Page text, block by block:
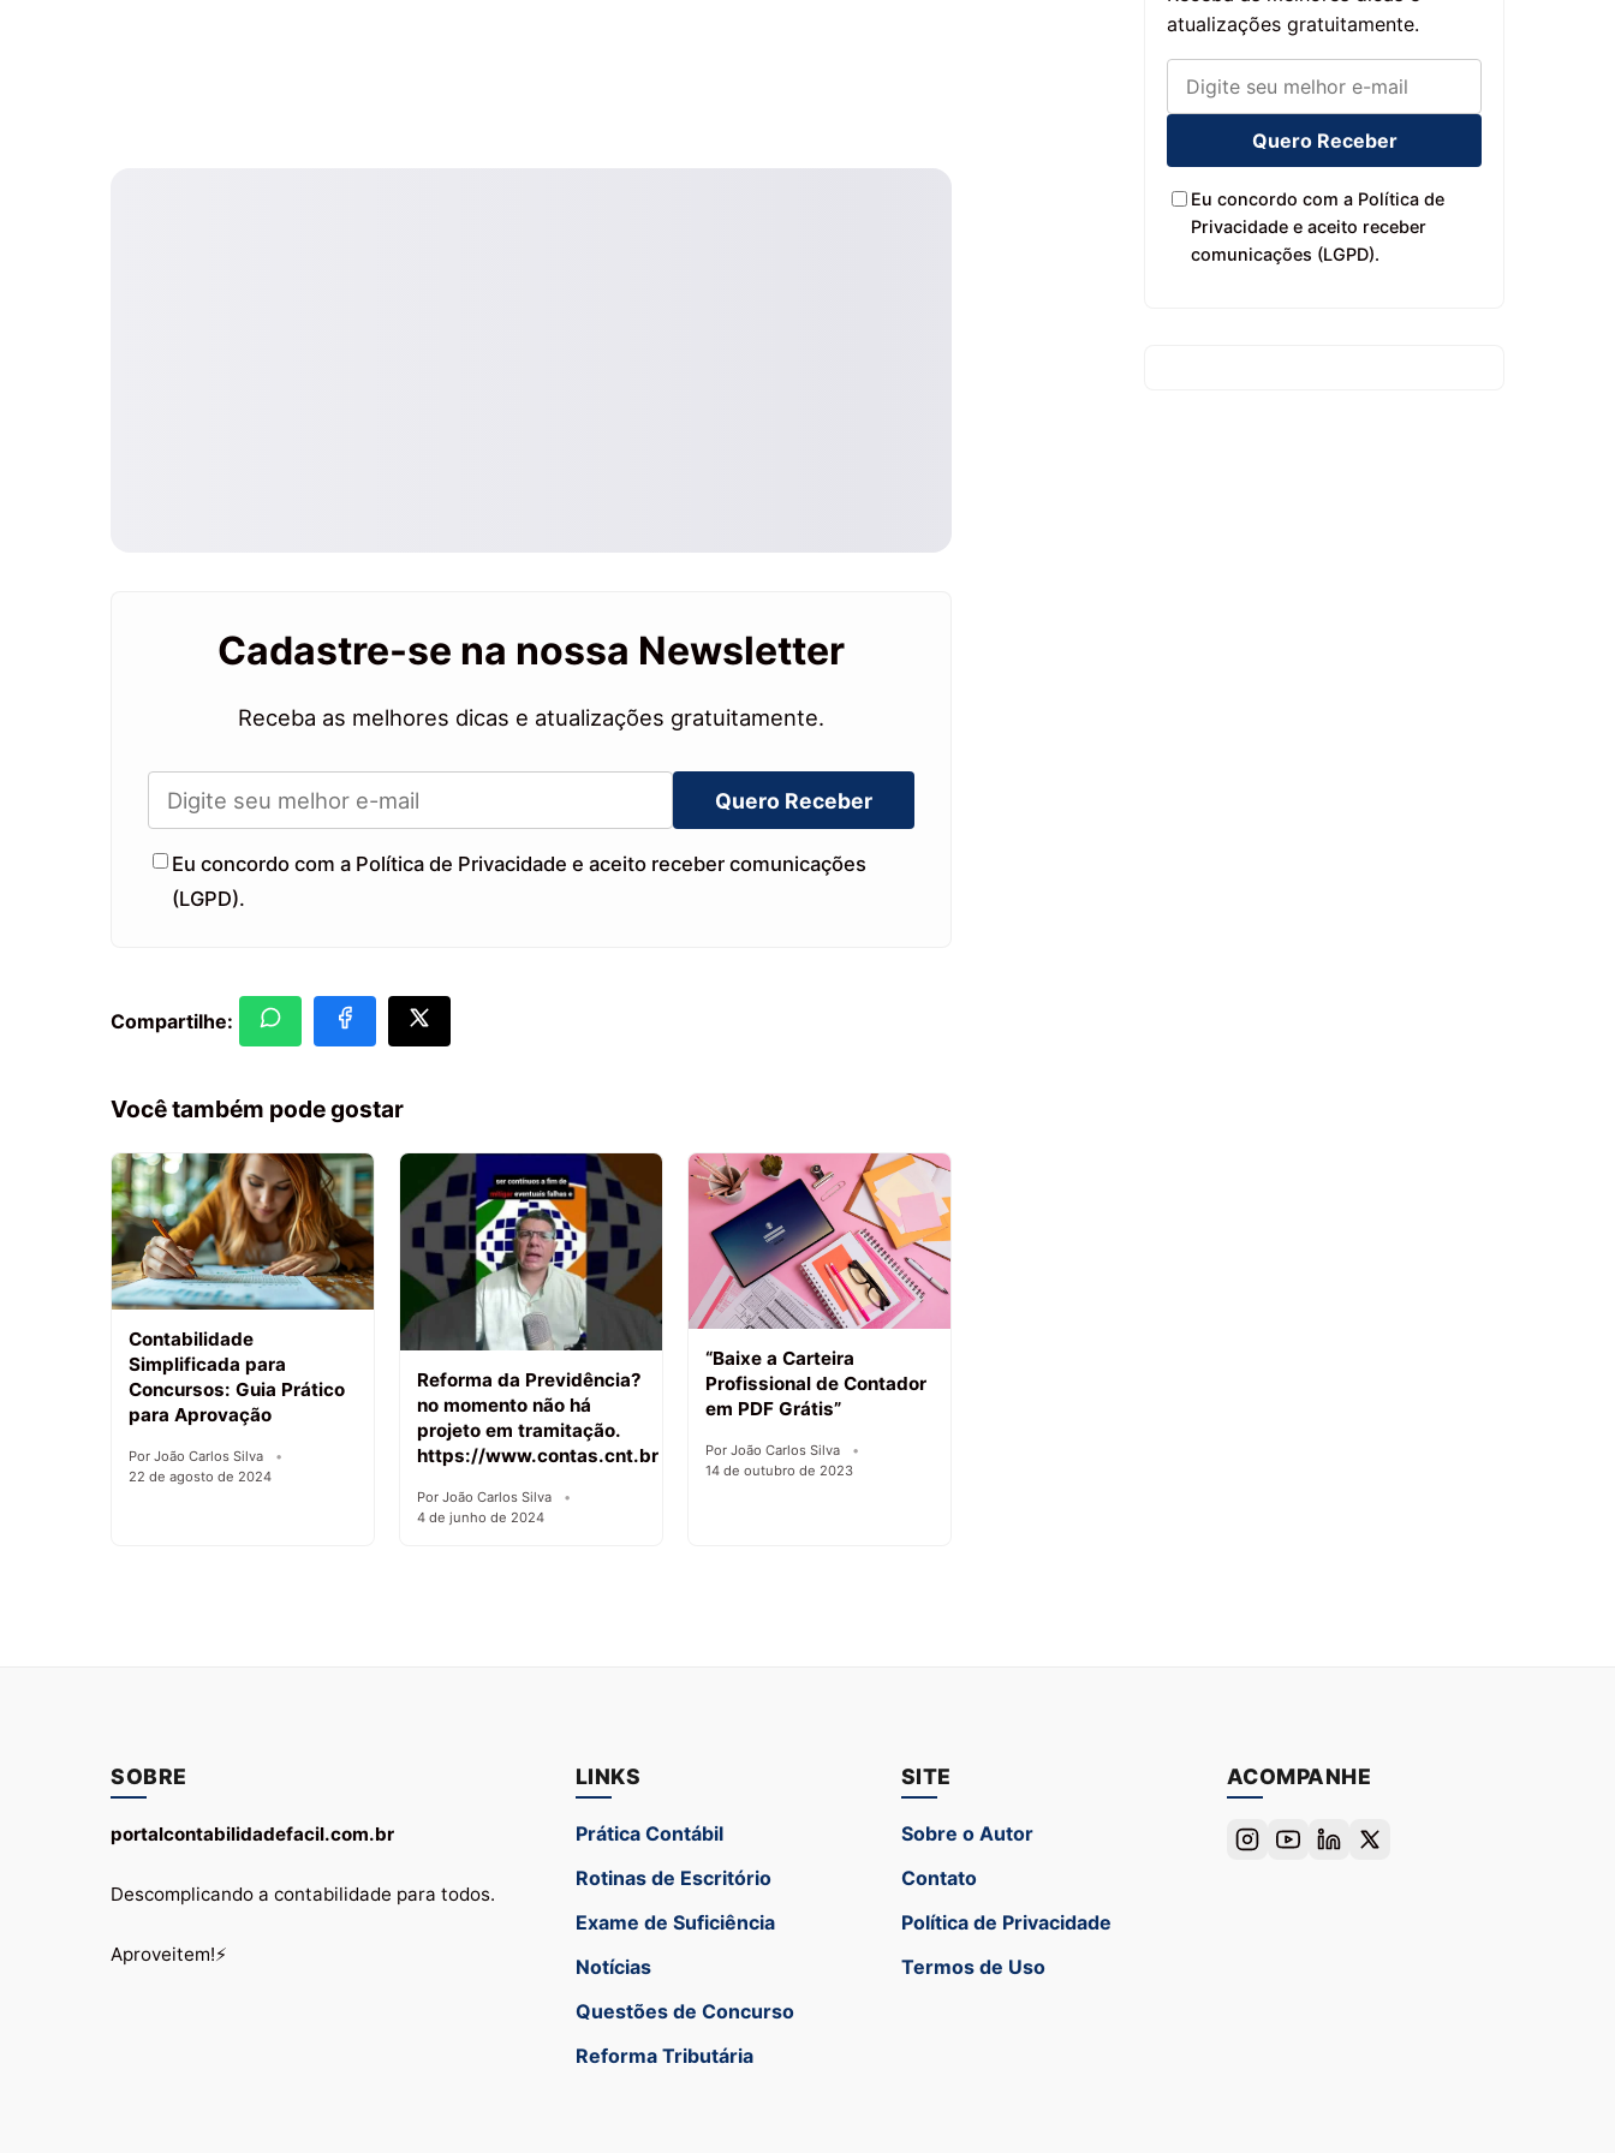
Cadastre-se na nossa Newsletter
Receba as melhores dicas e atualizações gratuitamente.
Quero Receber
Eu concordo com a Política de Privacidade e aceito receber comunicações
(LGPD).
Compartilhe:
Você também pode gostar
Contabilidade
Simplificada para
Concursos: Guia Prático
para Aprovação
Por João Carlos Silva
22 de agosto de 2024
Reforma da Previdência?
no momento não há
projeto em tramitação.
https://www.contas.cnt.br
Por João Carlos Silva
4 de junho de 2024
“Baixe a Carteira
Profissional de Contador
em PDF Grátis”
Por João Carlos Silva
14 de outubro de 2023
atualizações gratuitamente.
Quero Receber
Eu concordo com a Política de
Privacidade e aceito receber
comunicações (LGPD).
SOBRE
portalcontabilidadefacil.com.br
Descomplicando a contabilidade para todos.
Aproveitem!⚡
LINKS
Prática Contábil
Rotinas de Escritório
Exame de Suficiência
Notícias
Questões de Concurso
Reforma Tributária
SITE
Sobre o Autor
Contato
Política de Privacidade
Termos de Uso
ACOMPANHE